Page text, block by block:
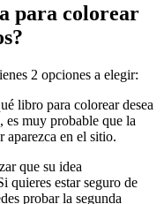
para colorear
2 opciones a elegir:
libro para colorear desea
es muy probable que la
aparezca en el sitio.
que su idea
quieres estar seguro de
probar la segunda